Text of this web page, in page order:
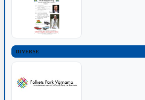
DIVERSE